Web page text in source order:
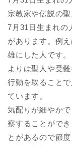
宗教家や伝説の
7月31日生まれの
があります。例
雄にした人です
よりは聖人や受
行動を取ること
ています。
気配りが細やか
察することがで
とがあるので節